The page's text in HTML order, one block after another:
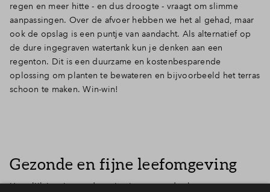
regen en meer hitte - en dus droogte - vraagt om slimme
aanpassingen. Over de afvoer hebben we het al gehad, maar
ook de opslag is een puntje van aandacht. Als alternatief op
de dure ingegraven watertank kun je denken aan een
regenton. Dit is een duurzame en kostenbesparende
oplossing om planten te bewateren en bijvoorbeeld het terras
schoon te maken. Win-win!
Gezonde en fijne leefomgeving
Hopelijk inspireren deze tips je om aan de slag te gaan met